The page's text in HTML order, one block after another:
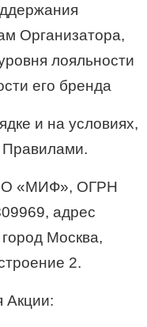
Организатора,
лояльности
его бренда
и на условиях,
«МИФ», ОГРН
адрес
Москва,
2.
Акции: